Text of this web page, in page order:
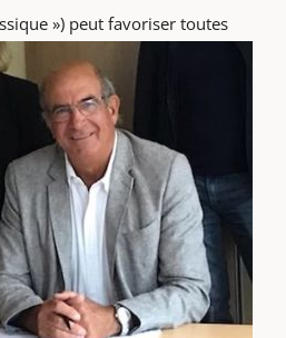
») peut favoriser toutes